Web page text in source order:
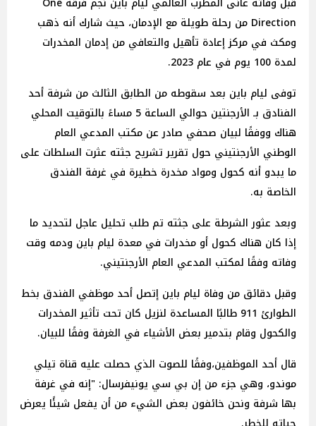
Direction من رحلة طويلة مع الإدمان، حيث شارك أنه ذهب
ومكث في مركز إعادة تأهيل والتعافي من إدمان المخدرات
لمدة 100 يوم في عام 2023.
توفى ليام باين بعد سقوطه من الطابق الثالث من شرفة أحد
الفنادق بـ الأرجنتين حوالي الساعة 5 مساءً بالتوقيت المحلي
هناك ووفقًا لبيان صحفي صادر عن مكتب المدعي العام
الوطني الأرجنتيني حول تقرير تشريح جثته عثرت السلطات على
ما يبدو أنه كحول ومواد مخدرة خطيرة في غرفة الفندق
الخاصة به.
وبعد عثور الشرطة على جثته تم طلب تحليل عاجل لتحديد ما
إذا كان هناك كحول أو مخدرات في معدة ليام باين ودمه وقت
وفاته وفقًا لمكتب المدعي العام الأرجنتيني.
وقبل دقائق من وفاة ليام باين إتصل أحد موظفي الفندق بخط
الطوارئ 911 طالبًا المساعدة لنزيل كان تحت تأثير المخدرات
والكحول وقام بتدمير بعض الأشياء في الغرفة وفقًا للبيان.
قال أحد الموظفين،وفقًا للصوت الذي حصلت عليه قناة تيلي
موندو، وهي جزء من إن بي سي يونيفرسال: "إنه في غرفة
بها شرفة ونحن خائفون بعض الشيء من أن يفعل شيئًا يعرض